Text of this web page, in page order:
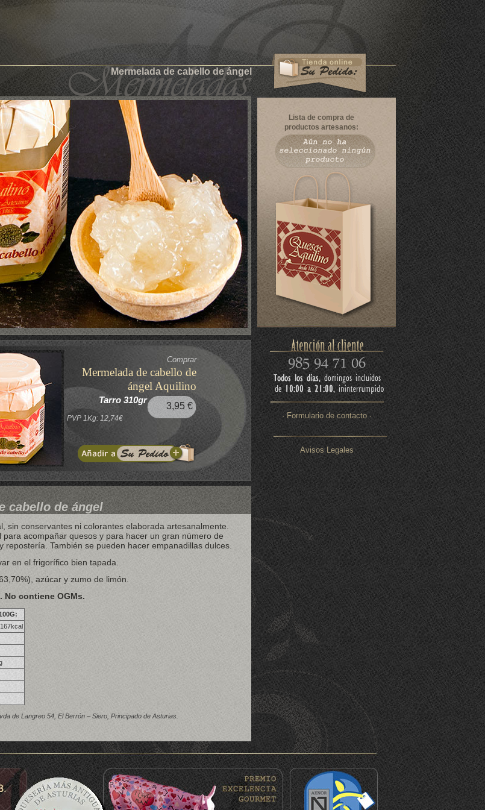
Mermelada de cabello de ángel
Comprar
Mermelada de cabello de
ángel Aquilino
Tarro 310gr
3,95 €
PVP 1Kg: 12,74€
cabello de ángel
sin conservantes ni colorantes elaborada artesanalmente.
para acompañar quesos y para hacer un gran número de
repostería. También se pueden hacer empanadillas dulces.
en el frigorífico bien tapada.
azúcar y zumo de limón.
No contiene OGMs.
de Langreo 54, El Berrón – Siero, Principado de Asturias.
Lista de compra de
productos artesanos:
· Formulario de contacto ·
Avisos Legales